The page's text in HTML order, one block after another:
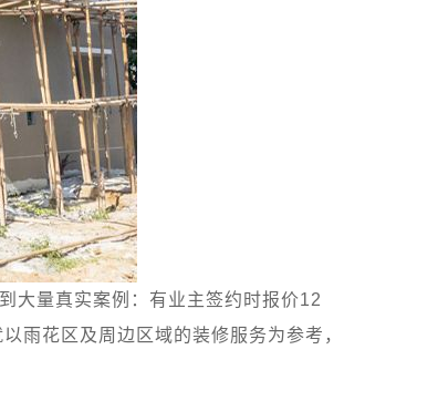
大量真实案例：有业主签约时报价12
雨花区及周边区域的装修服务为参考，